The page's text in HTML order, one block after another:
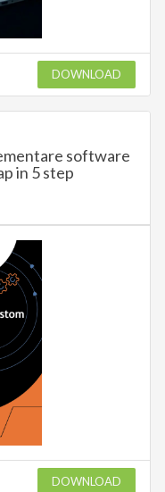
DOWNLOAD
software
in 5 step
DOWNLOAD